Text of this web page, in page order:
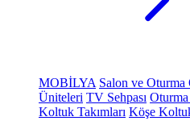
MOBİLYA Salon ve Oturma
Üniteleri TV Sehpası Oturma
Koltuk Takımları Köşe